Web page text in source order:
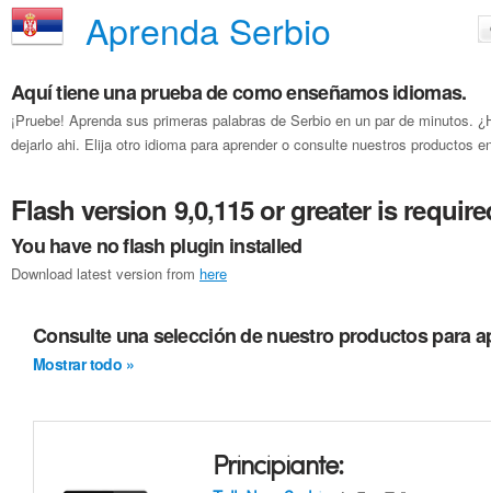
Aprenda Serbio
Aquí tiene una prueba de como enseñamos idiomas.
¡Pruebe! Aprenda sus primeras palabras de Serbio en un par de minutos.
dejarlo ahi. Elija otro idioma para aprender o consulte nuestros productos
Flash version 9,0,115 or greater is
You have no flash plugin installed
Download latest version from here
Consulte una selección de nuestro productos para
Mostrar todo »
Principiante: